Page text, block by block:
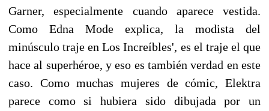
Garner, especialmente cuando aparece vestida.
Como Edna Mode explica, la modista del
minúsculo traje en Los Increíbles', es el traje el que
hace al superhéroe, y eso es también verdad en este
caso. Como muchas mujeres de cómic, Elektra
parece como si hubiera sido dibujada por un